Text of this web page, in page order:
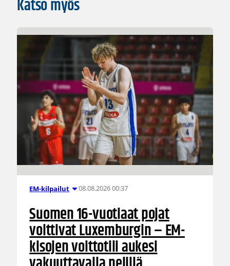
Katso myös
EM-kilpailut 08.08.2026 00:37
Suomen 16-vuotiaat pojat
voittivat Luxemburgin – EM-
kisojen voittotili aukesi